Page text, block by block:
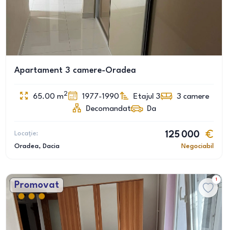
Apartament 3 camere-Oradea
65.00 m2 1977-1990 Etajul 3 3 camere
Decomandat
Da
Locație:
Oradea, Dacia
125 000
Negociabil
Promovat
1